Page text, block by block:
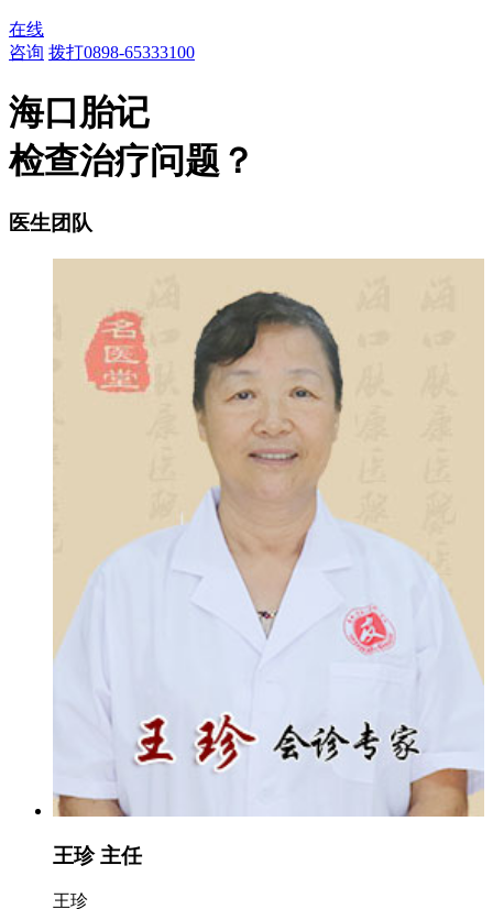
在线
咨询 拨打0898-65333100
海口胎记
检查治疗问题？
医生团队
王珍 主任
王珍